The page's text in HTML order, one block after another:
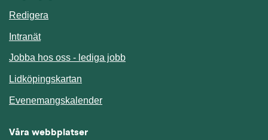
Redigera
IntranätLänk till annan webbplats.
Jobba hos oss - lediga jobb
Lidköpingskartan
EvenemangskalenderLänk till annan webbplats.
Våra webbplatser